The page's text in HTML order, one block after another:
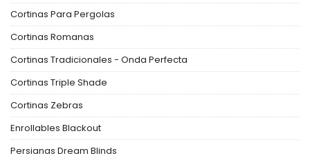
Cortinas Para Pergolas
Cortinas Romanas
Cortinas Tradicionales - Onda Perfecta
Cortinas Triple Shade
Cortinas Zebras
Enrollables Blackout
Persianas Dream Blinds